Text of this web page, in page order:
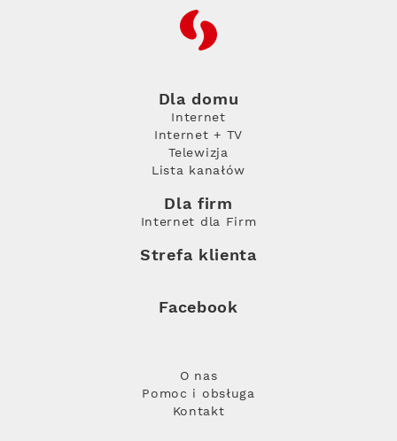
RFC
Dla domu
Internet
Internet + TV
Telewizja
Lista kanałów
Dla firm
Internet dla Firm
Strefa klienta
Facebook
O nas
Pomoc i obsługa
Kontakt